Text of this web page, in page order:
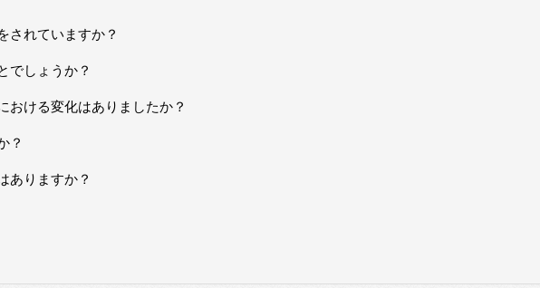
されていますか？
でしょうか？
おける変化はありましたか？
？
ありますか？